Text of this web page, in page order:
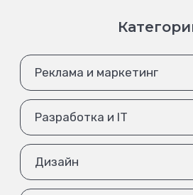
Реклама и маркетинг
Разработка и IT
Дизайн